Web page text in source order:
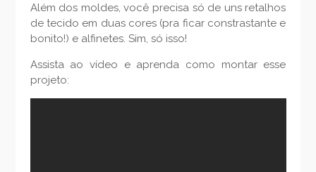
Além dos moldes, você precisa só de uns retalhos
de tecido em duas cores (pra ficar constrastante e
bonito!) e alfinetes. Sim, só isso!
Assista ao vídeo e aprenda como montar esse
projeto: